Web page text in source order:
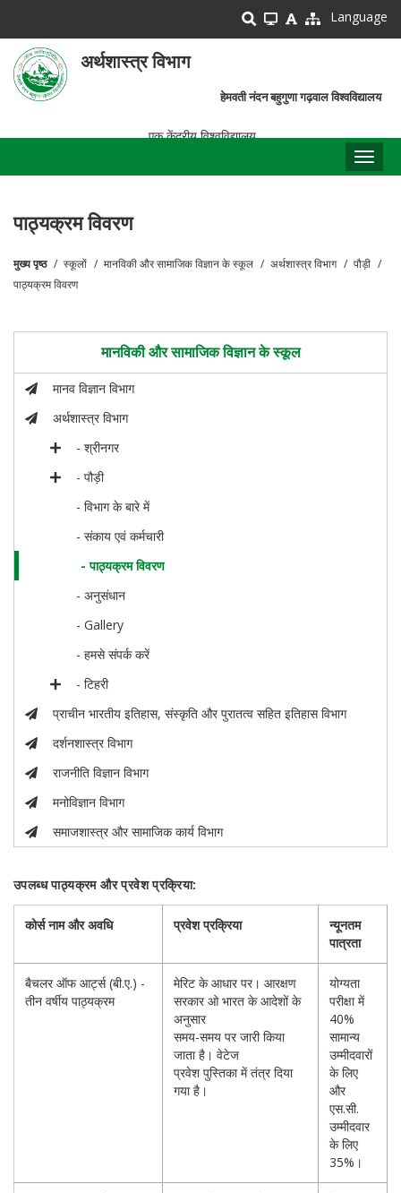
main
content
Language
अर्थशास्त्र विभाग
हेमवती नंदन बहुगुणा गढ़वाल विश्वविद्यालय
एक केंद्रीय विश्वविद्यालय
पाठ्यक्रम विवरण
पग
मुख्य पृष्ठ स्कूलों मानविकी और सामाजिक विज्ञान के स्कूल अर्थशास्त्र विभाग
पौड़ी
पाठ्यक्रम विवरण
मानविकी और सामाजिक विज्ञान के स्कूल
मानव विज्ञान विभाग
अर्थशास्त्र विभाग
- श्रीनगर
- पौड़ी
- विभाग के बारे में
- संकाय एवं कर्मचारी
- पाठ्यक्रम विवरण
- अनुसंधान
- Gallery
- हमसे संपर्क करें
- टिहरी
प्राचीन भारतीय इतिहास, संस्कृति और पुरातत्व सहित इतिहास विभाग
दर्शनशास्त्र विभाग
राजनीति विज्ञान विभाग
मनोविज्ञान विभाग
समाजशास्त्र और सामाजिक कार्य विभाग
उपलब्ध पाठ्यक्रम और प्रवेश प्रक्रिया:
कोर्स नाम और अवधि प्रवेश प्रक्रिया
न्यूनतम
पात्रता
बैचलर ऑफ आर्ट्स (बी.ए.) -
तीन वर्षीय पाठ्यक्रम
मेरिट के आधार पर। आरक्षण
सरकार ओ भारत के आदेशों के
अनुसार
समय-समय पर जारी किया
जाता है। वेटेज
प्रवेश पुस्तिका में तंत्र दिया
गया है।
योग्यता
परीक्षा में
40%
सामान्य
उम्मीदवारों
के लिए
और
एस.सी.
उम्मीदवार
के लिए
35%।